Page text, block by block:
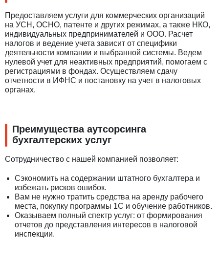
Предоставляем услуги для коммерческих организаций
на УСН, ОСНО, патенте и других режимах, а также НКО,
индивидуальных предпринимателей и ООО. Расчет
налогов и ведение учета зависит от специфики
деятельности компании и выбранной системы. Ведем
нулевой учет для неактивных предприятий, помогаем с
регистрациями в фондах. Осуществляем сдачу
отчетности в ИФНС и постановку на учет в налоговых
органах.
Преимущества аутсорсинга
бухгалтерских услуг
Сотрудничество с нашей компанией позволяет:
Сэкономить на содержании штатного бухгалтера и
избежать рисков ошибок.
Вам не нужно тратить средства на аренду рабочего
места, покупку программы 1С и обучение работников.
Оказываем полный спектр услуг: от формирования
отчетов до представления интересов в налоговой
инспекции.